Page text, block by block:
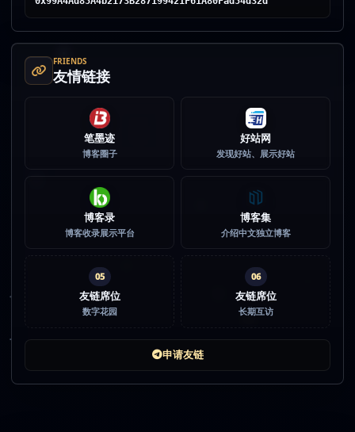
FRIENDS
友情链接
笔墨迹
博客圈子
好站网
发现好站、展示好站
博客录
博客收录展示平台
博客集
介绍中文独立博客
05
友链席位
数字花园
06
友链席位
长期互访
申请友链